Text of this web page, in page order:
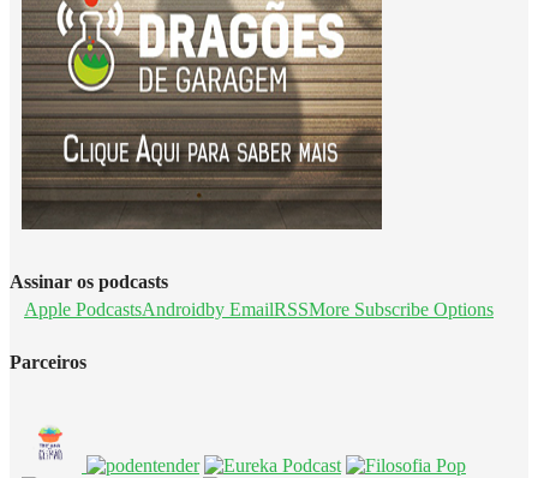
Assinar os podcasts
Apple PodcastsAndroidby EmailRSSMore Subscribe Options
Parceiros